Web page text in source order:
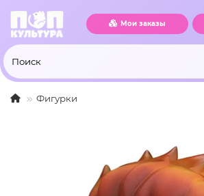
Мои заказы
Фигурки